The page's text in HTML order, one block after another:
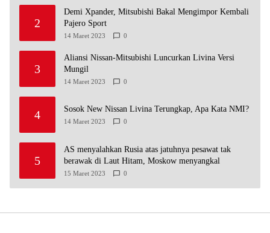
2
Demi Xpander, Mitsubishi Bakal Mengimpor Kembali
Pajero Sport
14 Maret 2023 0
3
Aliansi Nissan-Mitsubishi Luncurkan Livina Versi
Mungil
14 Maret 2023 0
4 Sosok New Nissan Livina Terungkap, Apa Kata NMI?
14 Maret 2023 0
5
AS menyalahkan Rusia atas jatuhnya pesawat tak
berawak di Laut Hitam, Moskow menyangkal
15 Maret 2023 0